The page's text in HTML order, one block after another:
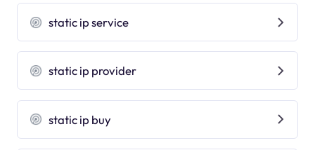
static ip service
static ip provider
static ip buy